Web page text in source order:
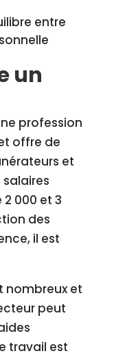
entre
un
profession
offre de
et
salaires
000 et 3
des
il est
nombreux et
peut
travail est